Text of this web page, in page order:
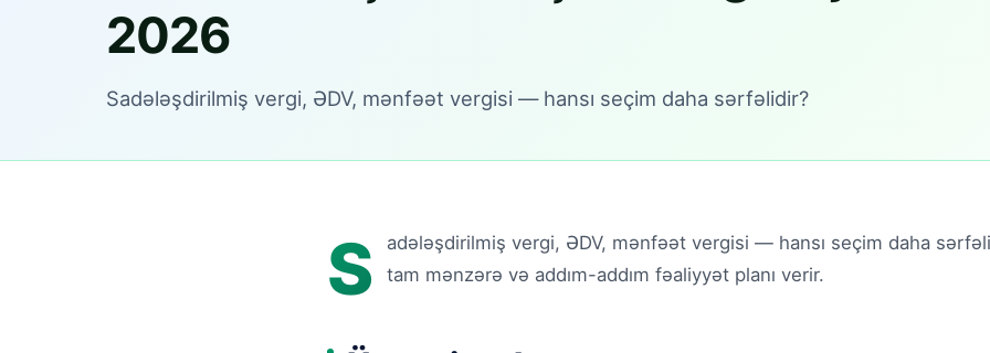
2026
Sadələşdirilmiş vergi, ƏDV, mənfəət vergisi — hansı seçim daha sərfəlidir?
S
adələşdirilmiş vergi, ƏDV, mənfəət vergisi — hansı seçim daha
tam mənzərə və addım-addım fəaliyyət planı verir.